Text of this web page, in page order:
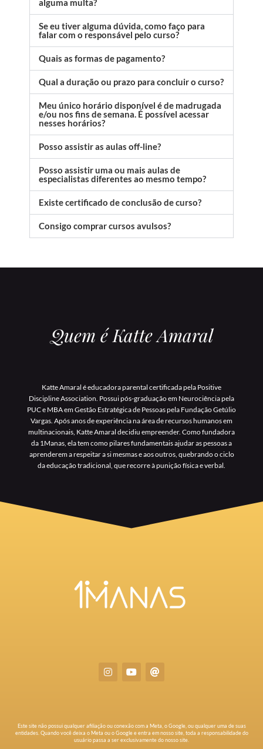
alguma multa?
Se eu tiver alguma dúvida, como faço para
falar com o responsável pelo curso?
Quais as formas de pagamento?
Qual a duração ou prazo para concluir o curso?
Meu único horário disponível é de madrugada
e/ou nos fins de semana. É possível acessar
nesses horários?
Posso assistir as aulas off-line?
Posso assistir uma ou mais aulas de
especialistas diferentes ao mesmo tempo?
Existe certificado de conclusão de curso?
Consigo comprar cursos avulsos?
Quem é Katte Amaral
Katte Amaral é educadora parental certificada pela Positive
Discipline Association. Possui pós-graduação em Neurociência pela
PUC e MBA em Gestão Estratégica de Pessoas pela Fundação Getúlio
Vargas. Após anos de experiência na área de recursos humanos em
multinacionais, Katte Amaral decidiu empreender. Como fundadora
da 1Manas, ela tem como pilares fundamentais ajudar as pessoas a
aprenderem a respeitar a si mesmas e aos outros, quebrando o ciclo
da educação tradicional, que recorre à punição física e verbal.
Este site não possui qualquer afiliação ou conexão com a Meta, o Google, ou qualquer uma de suas
entidades. Quando você deixa o Meta ou o Google e entra em nosso site, toda a responsabilidade do
usuário passa a ser exclusivamente do nosso site.